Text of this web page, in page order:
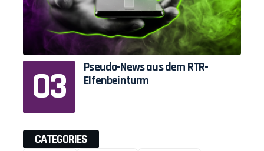
Pseudo-News aus dem RTR-
Elfenbeinturm
CATEGORIES